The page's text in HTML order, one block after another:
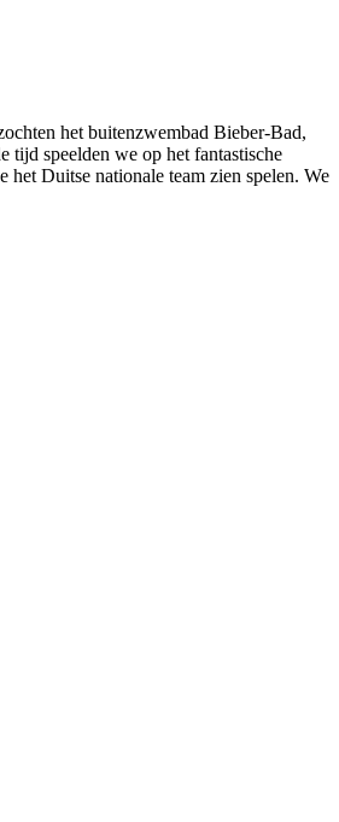
het buitenzwembad Bieber-Bad,
tijd speelden we op het fantastische
Duitse nationale team zien spelen. We